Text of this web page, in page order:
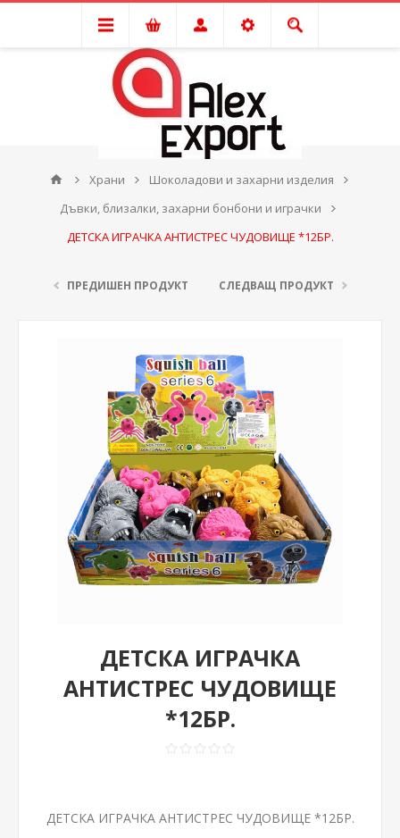
Храни
Шоколадови и захарни изделия
Дъвки, близалки, захарни бонбони и играчки
ДЕТСКA ИГРАЧКA АНТИСТРЕС ЧУДОВИЩЕ *12БР.
ПРЕДИШЕН ПРОДУКТ СЛЕДВАЩ ПРОДУКТ
ДЕТСКA ИГРАЧКA
АНТИСТРЕС ЧУДОВИЩЕ
*12БР.
ДЕТСКA ИГРАЧКA АНТИСТРЕС ЧУДОВИЩЕ *12БР.